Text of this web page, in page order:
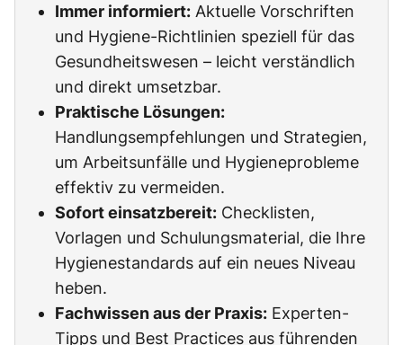
Immer informiert: Aktuelle Vorschriften
und Hygiene-Richtlinien speziell für das
Gesundheitswesen – leicht verständlich
und direkt umsetzbar.
Praktische Lösungen:
Handlungsempfehlungen und Strategien,
um Arbeitsunfälle und Hygieneprobleme
effektiv zu vermeiden.
Sofort einsatzbereit: Checklisten,
Vorlagen und Schulungsmaterial, die Ihre
Hygienestandards auf ein neues Niveau
heben.
Fachwissen aus der Praxis: Experten-
Tipps und Best Practices aus führenden